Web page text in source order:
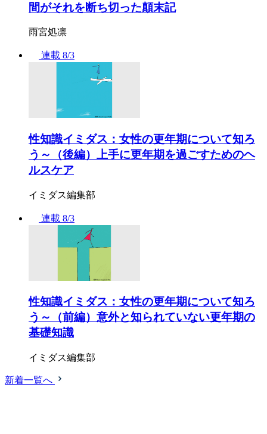
間がそれを断ち切った顛末記
雨宮処凛
連載 8/3
性知識イミダス：女性の更年期について知ろ
う～（後編）上手に更年期を過ごすためのヘ
ルスケア
イミダス編集部
連載 8/3
性知識イミダス：女性の更年期について知ろ
う～（前編）意外と知られていない更年期の
基礎知識
イミダス編集部
新着一覧へ